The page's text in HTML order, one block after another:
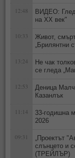
12:48
ВИДЕО:
на ХХ век"
10:33
Живот,
13:24
Не чак
се гледа
12:53
Деница
Казанлък
11:14
33-годишна
2026
09:31
„Проектът
слънцето и
(ТРЕЙЛЪР)